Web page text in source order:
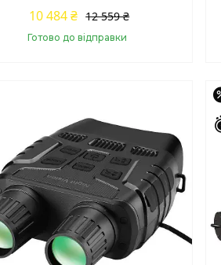
12 559 ₴
10 484 ₴
Готово до відправки
Залишилось 43 дні